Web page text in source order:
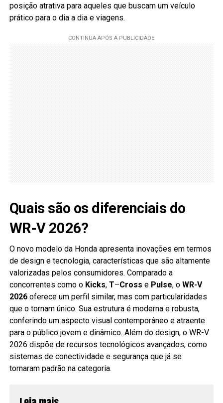
posição atrativa para aqueles que buscam um veículo
prático para o dia a dia e viagens.
Quais são os diferenciais do
WR-V 2026?
O novo modelo da Honda apresenta inovações em termos
de design e tecnologia, características que são altamente
valorizadas pelos consumidores. Comparado a
concorrentes como o Kicks, T–Cross e Pulse, o WR-V
2026oferece um perfil similar, mas com particularidades
que o tornam único. Sua estrutura é moderna e robusta,
conferindo um aspecto visual contemporâneo e atraente
para o público jovem e dinâmico. Além do design, o WR-V
2026 dispõe de recursos tecnológicos avançados, como
sistemas de conectividade e segurança que já se
tornaram padrão na categoria.